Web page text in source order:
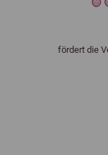
fördert die